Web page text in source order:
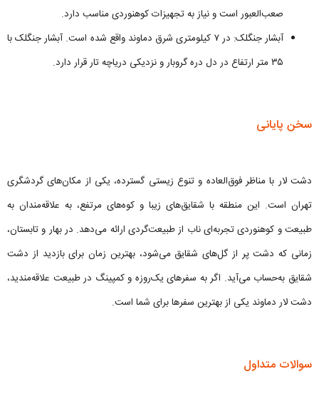
صعب‌العبور است و نیاز به تجهیزات کوهنوردی مناسب دارد.
آبشار جنگلک: در ۷ کیلومتری شرق دماوند واقع شده است. آبشار جنگلک با
۳۵ متر ارتفاع در دل دره گروبار و نزدیکی دریاچه تار قرار دارد.
سخن پایانی
دشت لار با مناظر فوق‌العاده و تنوع زیستی گسترده، یکی از مکان‌های گردشگری
تهران است. این منطقه با شقایق‌های زیبا و کوه‌های مرتفع، به علاقه‌مندان به
طبیعت و کوهنوردی تجربه‌ای ناب از طبیعت‌گردی ارائه می‌دهد. در بهار و تابستان،
زمانی که دشت پر از گل‌های شقایق می‌شود، بهترین زمان برای بازدید از دشت
شقایق به‌حساب می‌آید. اگر به سفرهای یک‌روزه و کمپینگ در طبیعت علاقه‌مندید،
دشت لار دماوند یکی از بهترین سفرها برای شما است.
سوالات متداول